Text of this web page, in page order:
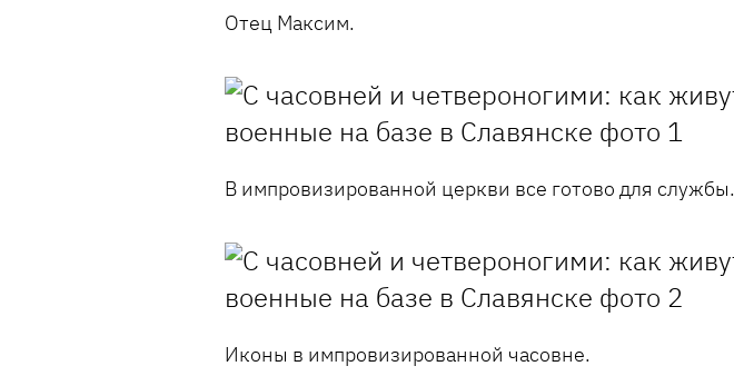
Отец Максим.
В импровизированной церкви все готово для службы.
Иконы в импровизированной часовне.